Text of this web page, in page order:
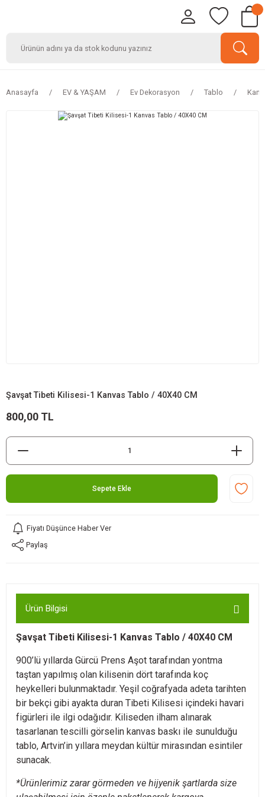
Anasayfa EV & YAŞAM Ev Dekorasyon Tablo
Şavşat Tibeti Kilisesi-1 Kanvas Tablo / 40X40 CM
800,00 TL
Sepete Ekle
Fiyatı Düşünce Haber Ver
Paylaş
Ürün Bilgisi
Şavşat Tibeti Kilisesi-1 Kanvas Tablo / 40X40 CM
900’lü yıllarda Gürcü Prens Aşot tarafından yontma
taştan yapılmış olan kilisenin dört tarafında koç
heykelleri bulunmaktadır. Yeşil coğrafyada adeta tarihten
bir bekçi gibi ayakta duran Tibeti Kilisesi içindeki havari
figürleri ile ilgi odağıdır. Kiliseden ilham alınarak
tasarlanan tescilli görselin kanvas baskı ile sunulduğu
tablo, Artvin’in yıllara meydan kültür mirasından esintiler
sunacak.
*Ürünlerimiz zarar görmeden ve hijyenik şartlarda size